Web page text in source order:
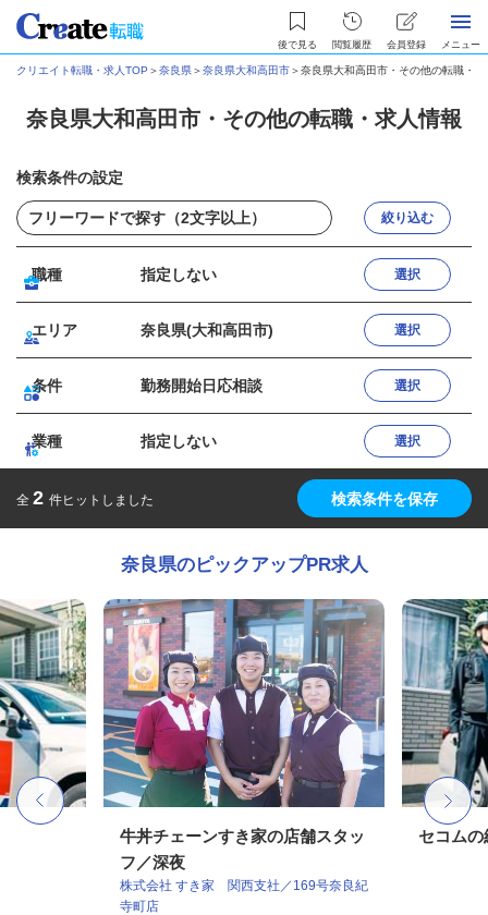
後で見る 閲覧履歴 会員登録 メニュー
クリエイト転職・求人TOP ＞奈良県＞奈良県大和高田市＞奈良県大和高田市・その他の転職・求
奈良県大和高田市・その他の転職・求人情報
検索条件の設定
絞り込む
職種 指定しない 選択
エリア 奈良県(大和高田市) 選択
条件 勤務開始日応相談 選択
業種 指定しない 選択
全 2 件ヒットしました 検索条件を保存
奈良県のピックアップPR求人
牛丼チェーンすき家の店舗スタッ
フ／深夜
株式会社 すき家 関西支社／169号奈良紀
寺町店
セコムの